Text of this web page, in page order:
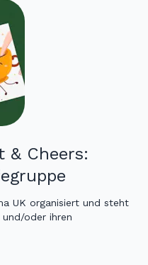
& Cheers:
UK organisiert und steht
oder ihren